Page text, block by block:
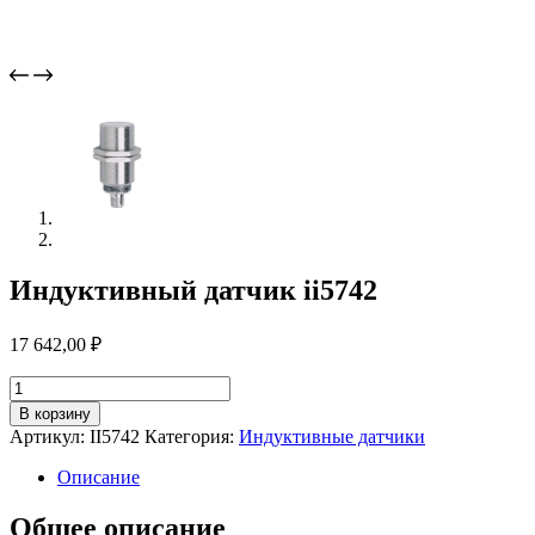
Индуктивный датчик ii5742
17 642,00 ₽
Количество
товара
Индуктивный
датчик
ii5742
В корзину
Артикул: II5742 Категория: Индуктивные датчики
Описание
Общее описание